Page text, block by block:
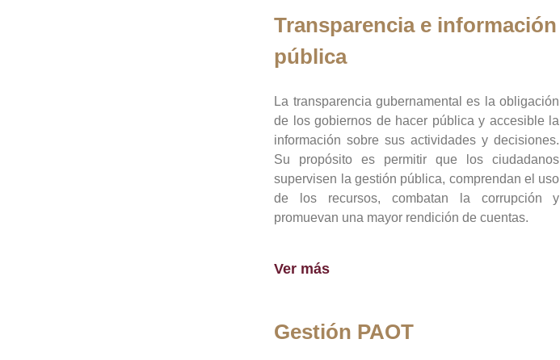
Transparencia e información
pública
La transparencia gubernamental es la obligación
de los gobiernos de hacer pública y accesible la
información sobre sus actividades y decisiones.
Su propósito es permitir que los ciudadanos
supervisen la gestión pública, comprendan el uso
de los recursos, combatan la corrupción y
promuevan una mayor rendición de cuentas.
Ver más
Gestión PAOT